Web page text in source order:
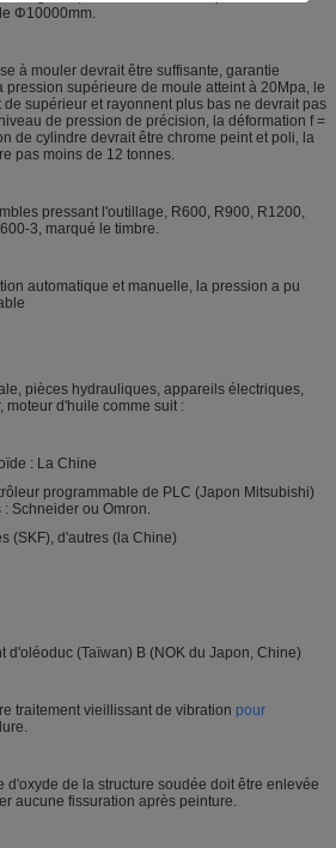
Φ10000mm.
à mouler devrait être suffisante, garantie
pression supérieure de moule atteint à 20Mpa, le
supérieur et rayonnent plus bas ne devrait pas
de pression de précision, la déformation f =
de cylindre devrait être chrome peint et poli, la
pas moins de 12 tonnes.
pressant l'outillage, R600, R900, R1200,
3, marqué le timbre.
automatique et manuelle, la pression a pu
pièces hydrauliques, appareils électriques,
moteur d'huile comme suit :
: La Chine
programmable de PLC (Japon Mitsubishi)
: Schneider ou Omron.
(SKF), d'autres (la Chine)
d'oléoduc (Taïwan) B (NOK du Japon, Chine)
traitement vieillissant de vibration pour
d'oxyde de la structure soudée doit être enlevée
aucune fissuration après peinture.